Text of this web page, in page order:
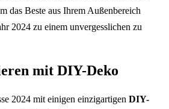
das Beste aus Ihrem Außenbereich
2024 zu einem unvergesslichen zu
mit DIY-Deko
2024 mit einigen einzigartigen DIY-